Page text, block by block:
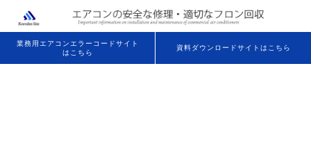
業務用エアコンエラーコードサイト
はこちら
資料ダウンロードサイトはこちら